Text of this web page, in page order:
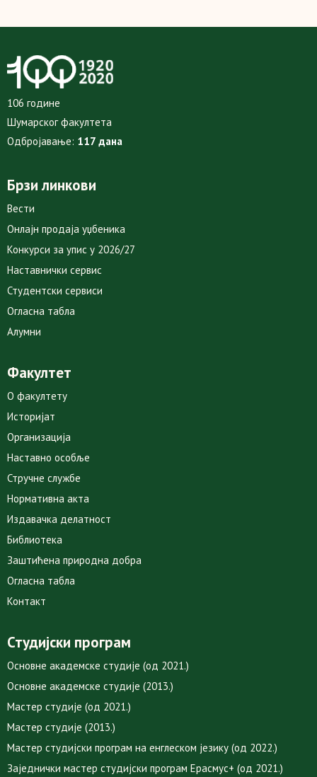
106 године
Шумарског факултета
Одбројавање: 117 дана
Брзи линкови
Вести
Онлајн продаја уџбеника
Конкурси за упис у 2026/27
Наставнички сервис
Студентски сервиси
Огласна табла
Алумни
Факултет
О факултету
Историјат
Организација
Наставно особље
Стручне службе
Нормативна акта
Издавачка делатност
Библиотека
Заштићена природна добра
Огласна табла
Контакт
Студијски програм
Основне академске студије (од 2021.)
Основне академске студије (2013.)
Мастер студије (од 2021.)
Мастер студије (2013.)
Мастер студијски програм на енглеском језику (од 2022.)
Заједнички мастер студијски програм Ерасмус+ (од 2021.)